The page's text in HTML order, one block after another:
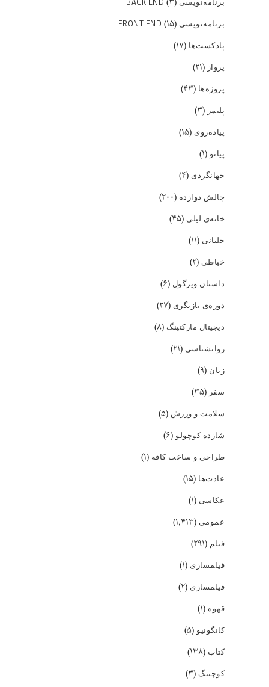
برنامه‌نویسی FRONT END (۱۵)
پادکست‌ها (۱۷)
پرواز (۲۱)
پروژه‌ها (۴۳)
پلیمر (۳)
پیاده‌روی (۱۵)
پیانو(۱)
جهانگردی (۴)
چالش دوازده (۲۰۰)
خانه‌ی لیلی (۴۵)
خلبانی (۱۱)
خیاطی (۲)
داستان ویرگول (۶)
دوره‌ی بازیگری (۲۷)
دیجیتال مارکتینگ (۸)
روانشناسی (۲۱)
زبان (۹)
سفر (۳۵)
سلامت و ورزش (۵)
شازده کوچولو(۶)
طراحی و ساخت کافه (۱)
عادت‌ها (۱۵)
عکاسی (۱)
عمومی (۱,۴۱۳)
فیلم (۲۹۱)
فیلمسازی (۱)
فیلمسازی (۲)
قهوه (۱)
کانگونیو(۵)
کتاب (۱۳۸)
کوچینگ (۳)